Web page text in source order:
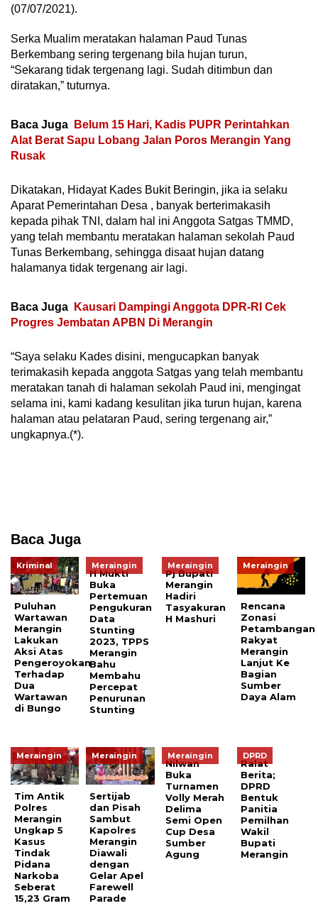
(07/07/2021).
Serka Mualim meratakan halaman Paud Tunas
Berkembang sering tergenang bila hujan turun,
“Sekarang tidak tergenang lagi. Sudah ditimbun dan
diratakan,” tuturnya.
Baca Juga
Belum 15 Hari, Kadis PUPR Perintahkan
Alat Berat Sapu Lobang Jalan Poros Merangin Yang
Rusak
Dikatakan, Hidayat Kades Bukit Beringin, jika ia selaku
Aparat Pemerintahan Desa , banyak berterimakasih
kepada pihak TNI, dalam hal ini Anggota Satgas TMMD,
yang telah membantu meratakan halaman sekolah Paud
Tunas Berkembang, sehingga disaat hujan datang
halamanya tidak tergenang air lagi.
Baca Juga
Kausari Dampingi Anggota DPR-RI Cek
Progres Jembatan APBN Di Merangin
“Saya selaku Kades disini, mengucapkan banyak
terimakasih kepada anggota Satgas yang telah membantu
meratakan tanah di halaman sekolah Paud ini, mengingat
selama ini, kami kadang kesulitan jika turun hujan, karena
halaman atau pelataran Paud, sering tergenang air,”
ungkapnya.(*).
Baca Juga
Kriminal
Puluhan
Wartawan
Merangin
Lakukan
Aksi Atas
Pengeroyokan
Terhadap
Dua
Wartawan
di Bungo
Meraingin
H Mukti
Buka
Pertemuan
Pengukuran
Data
Stunting
2023, TPPS
Merangin
Bahu
Membahu
Percepat
Penurunan
Stunting
Meraingin
Pj Bupati
Merangin
Hadiri
Tasyakuran
H Mashuri
Meraingin
Rencana
Zonasi
Petambangan
Rakyat
Merangin
Lanjut Ke
Bagian
Sumber
Daya Alam
Meraingin
Tim Antik
Polres
Merangin
Ungkap 5
Kasus
Tindak
Pidana
Narkoba
Seberat
15,23 Gram
Meraingin
Sertijab
dan Pisah
Sambut
Kapolres
Merangin
Diawali
dengan
Gelar Apel
Farewell
Parade
Meraingin
Nilwan
Buka
Turnamen
Volly Merah
Delima
Semi Open
Cup Desa
Sumber
Agung
DPRD
Ralat
Berita;
DPRD
Bentuk
Panitia
Pemilhan
Wakil
Bupati
Merangin